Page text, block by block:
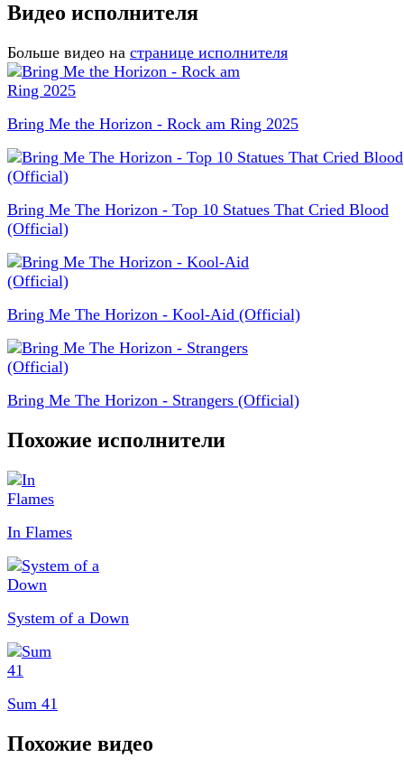
Видео исполнителя
Больше видео на странице исполнителя
Bring Me the Horizon - Rock am Ring 2025
Bring Me The Horizon - Top 10 Statues That Cried Blood
(Official)
Bring Me The Horizon - Kool-Aid (Official)
Bring Me The Horizon - Strangers (Official)
Похожие исполнители
In Flames
System of a Down
Sum 41
Похожие видео